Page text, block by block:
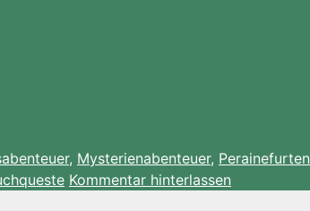
, Mysterienabenteuer, Perainefurten
Kommentar hinterlassen